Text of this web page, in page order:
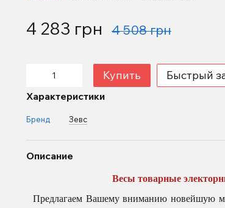
4 283 грн 4 508 грн
Купить Быстрый
Характеристики
Бренд Зевс
Описание
Весы товарные
Предлагаем Вашему вниманию новейшую